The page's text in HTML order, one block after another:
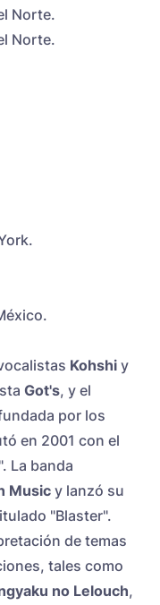
Norte.
Norte.
Kohshi y
Got's, y el
por los
en 2001 con el
La banda
Music y lanzó su
"Blaster".
de temas
tales como
no Lelouch,